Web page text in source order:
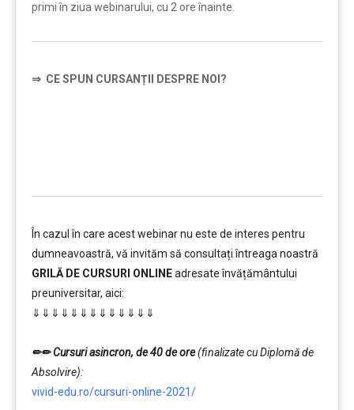
primi în ziua webinarului, cu 2 ore înainte.
⇒ CE SPUN CURSANȚII DESPRE NOI?
În cazul în care acest webinar nu este de interes pentru
dumneavoastră, vă invităm să consultați întreaga noastră
GRILĂ DE CURSURI ONLINEadresate învățământului
preuniversitar, aici:
⇓⇓⇓⇓⇓⇓⇓⇓⇓⇓⇓⇓⇓
✏✏ Cursuri asincron, de 40 de ore(finalizate cu Diplomă de
Absolvire):
vivid-edu.ro/cursuri-online-2021/